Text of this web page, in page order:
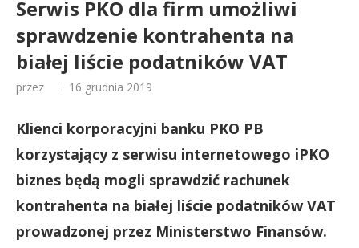
Serwis PKO dla firm umożliwi
sprawdzenie kontrahenta na
białej liście podatników VAT
przez 16 grudnia 2019
Klienci korporacyjni banku PKO PB
korzystający z serwisu internetowego iPKO
biznes będą mogli sprawdzić rachunek
kontrahenta na białej liście podatników VAT
prowadzonej przez Ministerstwo Finansów.